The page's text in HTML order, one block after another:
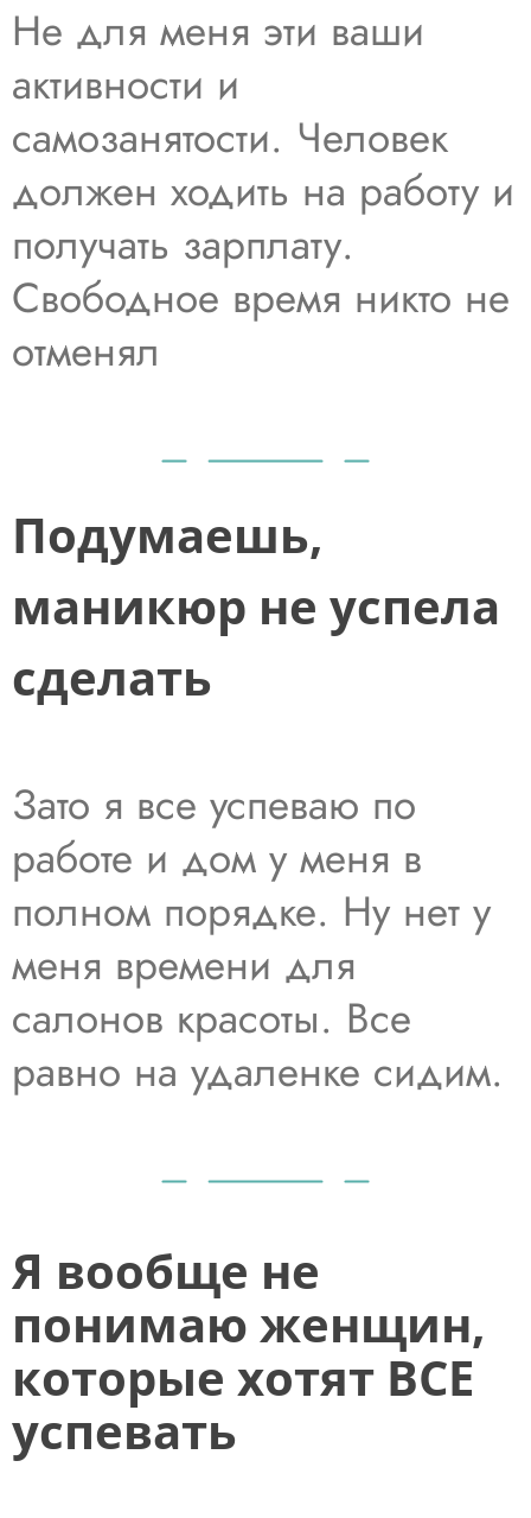
Не для меня эти ваши
активности и
самозанятости. Человек
должен ходить на работу и
получать зарплату.
Свободное время никто не
отменял
Подумаешь,
маникюр не успела
сделать
Зато я все успеваю по
работе и дом у меня в
полном порядке. Ну нет у
меня времени для
салонов красоты. Все
равно на удаленке сидим.
Я вообще не
понимаю женщин,
которые хотят ВСЕ
успевать